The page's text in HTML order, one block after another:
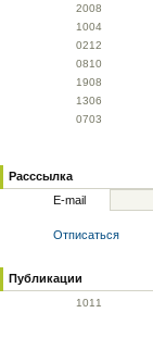
2008
1004
0212
0810
1908
1306
0703
Расссылка
E-mail
Отписаться
Публикации
1011